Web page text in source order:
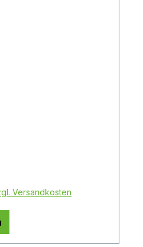
Versandkosten